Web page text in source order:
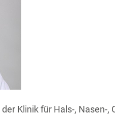
Klinik für Hals-,